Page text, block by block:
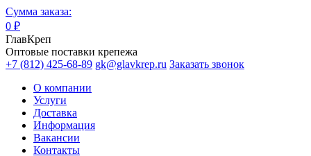
Сумма заказа:
0 ₽
ГлавКреп
Оптовые поставки крепежа
+7 (812) 425-68-89 gk@glavkrep.ru Заказать звонок
О компании
Услуги
Доставка
Информация
Вакансии
Контакты